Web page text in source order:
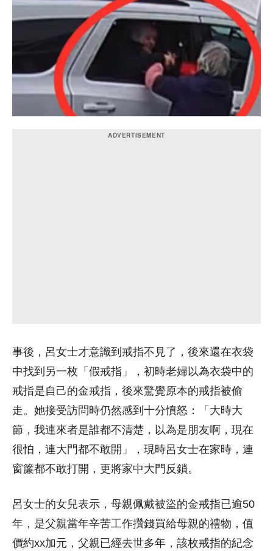
事後，呂女士才意識到戒指不見了，後來還在衣袋
中找到另一枚「假戒指」，初時老婦以為衣袋中的
戒指是自己的金戒指，後來驚覺原本的戒指被偷
走。她接受訪問時仍然感到十分憤怒：「大時大
節，我連來者是誰都不清楚，以為是朋友啊，現在
很怕，連大門都不敢開」，現時呂女士在家時，連
窗簾都不敢打開，更將家中大門反鎖。
呂女士的女兒表示，母親佩戴被盜的金戒指已逾50
年，是父親當年辛苦工作攢錢買給母親的禮物，值
價約xx加元，父親已經去世多年，該枚戒指的紀念